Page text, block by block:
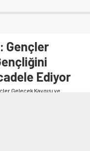
Gençler
Ediyor
Gelecek Kaygısı ve